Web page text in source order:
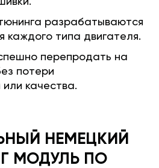
разрабатываются
каждого типа двигателя.
перепродать на
потери
качества.
НЕМЕЦКИЙ
МОДУЛЬ ПО